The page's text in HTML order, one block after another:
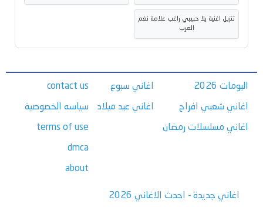
تنزيل اغنية يلا حبيبي راغب علامة نغم
العرب
البومات 2026
اغاني شعبي افراح
اغاني مسلسلات رمضان
اغاني سبوع
اغاني عيد ميلاد
contact us
سياسه الخصوصية
terms of use
dmca
about
اغاني جديدة - احدث الاغاني 2026